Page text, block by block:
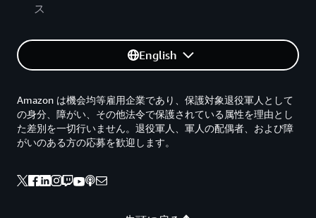
ス
English
Amazon は機会均等雇用企業であり、保護対象退役軍人として
の身分、障がい、その他法令で保護されている属性を理由とし
た差別を一切行いません。退役軍人、軍人の配偶者、および障
がいのある方の応募を歓迎します。